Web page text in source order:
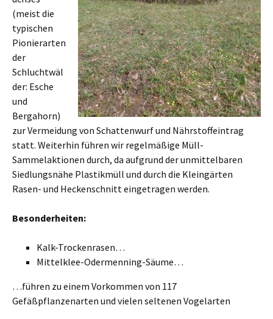
(meist die
typischen
Pionierarten
der
Schluchtwäl
der: Esche
und
Bergahorn)
zur Vermeidung von Schattenwurf und Nährstoffeintrag
statt. Weiterhin führen wir regelmäßige Müll-
Sammelaktionen durch, da aufgrund der unmittelbaren
Siedlungsnähe Plastikmüll und durch die Kleingärten
Rasen- und Heckenschnitt eingetragen werden.
Besonderheiten:
Kalk-Trockenrasen…
Mittelklee-Odermenning-Säume…
…führen zu einem Vorkommen von 117
Gefäßpflanzenarten und vielen seltenen Vogelarten